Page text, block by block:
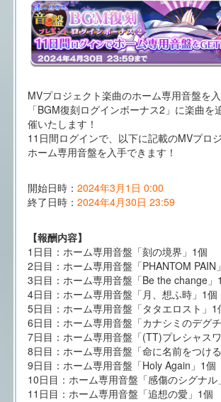
MVプロジェクト楽曲のホーム専用音盤を
「BGM復刻ログインボーナス2」に楽曲を
催いたします！
11日間ログインで、以下に記載のMVプロ
ホーム専用音盤を入手できます！
開始日時： 2024年3月1日 0:00
終了日時： 2024年4月30日 23:59
【報酬内容】
1日目：ホーム専用音盤「刻の境界」1個
2日目：ホーム専用音盤「PHANTOM PAIN
3日目：ホーム専用音盤「Be the change」
4日目：ホーム専用音盤「月、想ふ時」1個
5日目：ホーム専用音盤「タタエロスト」1
6日目：ホーム専用音盤「カナシミのデグ
7日目：ホーム専用音盤「(TT)プレシャス
8日目：ホーム専用音盤「命に名前をつけ
9日目：ホーム専用音盤「Holy Again」1個
10日目：ホーム専用音盤「感傷のシグナル
11日目：ホーム専用音盤「追想の愛」1個